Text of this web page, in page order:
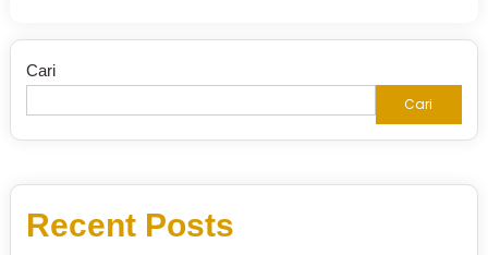
Cari
Cari
Recent Posts